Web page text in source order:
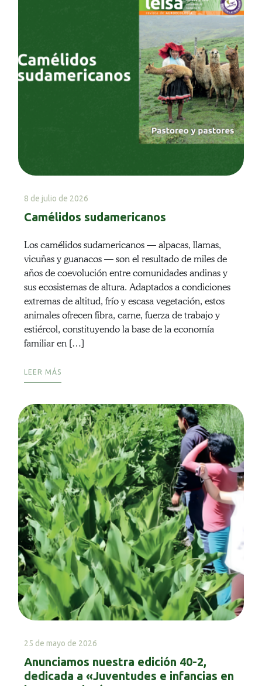
8 de julio de 2026
Camélidos sudamericanos
Los camélidos sudamericanos — alpacas, llamas,
vicuñas y guanacos — son el resultado de miles de
años de coevolución entre comunidades andinas y
sus ecosistemas de altura. Adaptados a condiciones
extremas de altitud, frío y escasa vegetación, estos
animales ofrecen fibra, carne, fuerza de trabajo y
estiércol, constituyendo la base de la economía
familiar en […]
LEER MÁS
25 de mayo de 2026
Anunciamos nuestra edición 40-2,
dedicada a «Juventudes e infancias en